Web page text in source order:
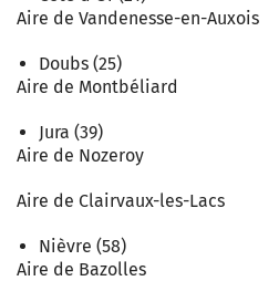
Aire de Vandenesse-en-Auxois
Doubs (25)
Aire de Montbéliard
Jura (39)
Aire de Nozeroy
Aire de Clairvaux-les-Lacs
Nièvre (58)
Aire de Bazolles